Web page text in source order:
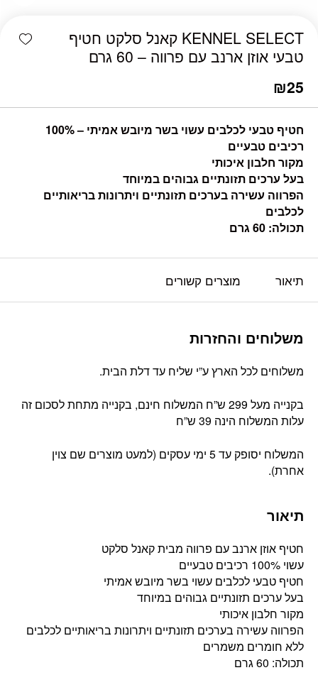
KENNEL SELECT קאנל סלקט חטיף
טבעי אוזן ארנב עם פרווה – 60 גרם
₪25
חטיף טבעי לכלבים עשוי בשר מיובש אמיתי – 100%
רכיבים טבעיים
מקור חלבון איכותי
בעל ערכים תזונתיים גבוהים במיוחד
הפרווה עשירה בערכים תזונתיים ויתרונות בריאותיים
לכלבים
תכולה: 60 גרם
תיאור מוצרים קשורים
משלוחים והחזרות
משלוחים לכל הארץ ע”י שליח עד דלת הבית.
בקנייה מעל 299 ש”ח המשלוח חינם, בקנייה מתחת לסכום זה
עלות המשלוח הינה 39 ש”ח
המשלוח יסופק עד 5 ימי עסקים (למעט מוצרים שם צוין
אחרת).
תיאור
חטיף אוזן ארנב עם פרווה מבית קאנל סלקט
עשוי 100% רכיבים טבעיים
חטיף טבעי לכלבים עשוי בשר מיובש אמיתי
בעל ערכים תזונתיים גבוהים במיוחד
מקור חלבון איכותי
הפרווה עשירה בערכים תזונתיים ויתרונות בריאותיים לכלבים
ללא חומרים משמרים
תכולה: 60 גרם